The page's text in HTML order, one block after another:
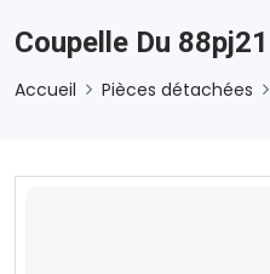
Coupelle Du
Accueil Pièces détachées